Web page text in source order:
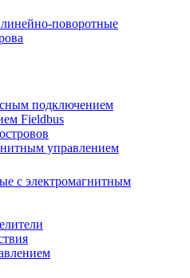
поворотные
подключением
Fieldbus
управлением
с электромагнитным